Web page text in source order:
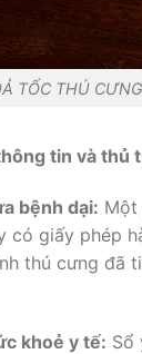
TỐC THÚ
tin và thủ
bệnh dại: Một
có giấy phép
thú cưng đã
khoẻ y tế: Sổ